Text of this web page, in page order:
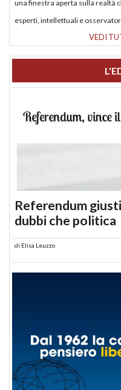
una finestra aperta sulla realtà
esperti, intellettuali e
VEDI
Referendum
dubbi che politica
di Elisa Leuzzo